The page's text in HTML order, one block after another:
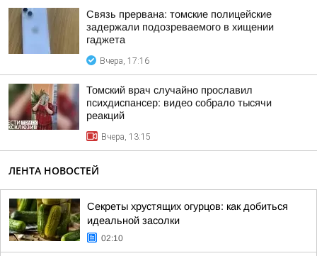
Связь прервана: томские полицейские
задержали подозреваемого в хищении
гаджета
Вчера, 17:16
Томский врач случайно прославил
психдиспансер: видео собрало тысячи
реакций
Вчера, 13:15
ЛЕНТА НОВОСТЕЙ
Секреты хрустящих огурцов: как добиться
идеальной засолки
02:10